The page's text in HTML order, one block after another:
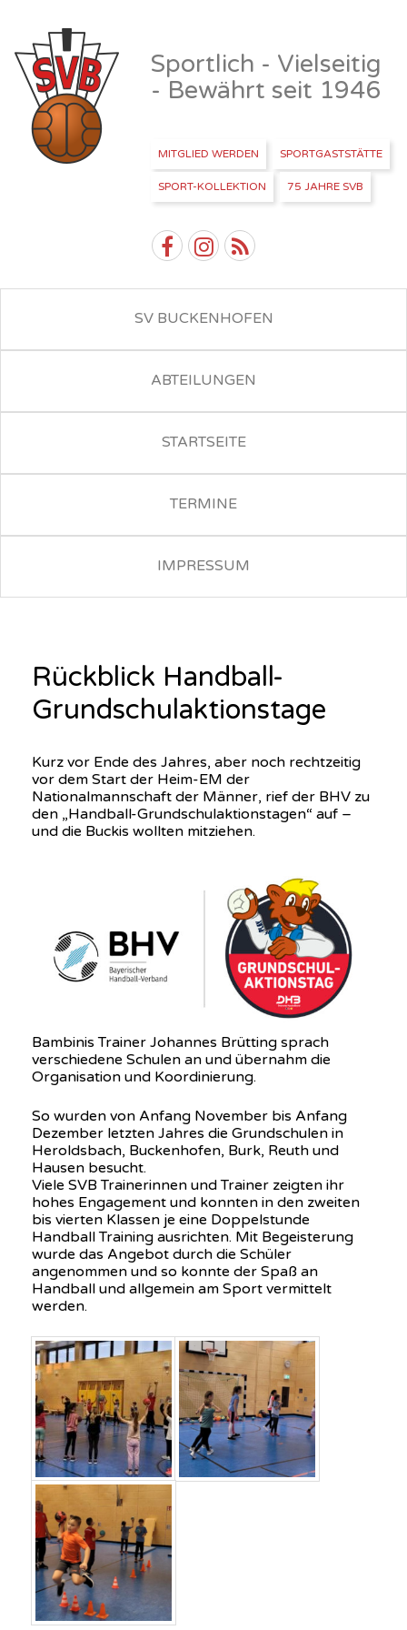
Sportlich - Vielseitig
- Bewährt seit 1946
MITGLIED WERDEN SPORTGASTSTÄTTE
SPORT-KOLLEKTION 75 JAHRE SVB
SV BUCKENHOFEN
ABTEILUNGEN
STARTSEITE
TERMINE
IMPRESSUM
Rückblick Handball-
Grundschulaktionstage
Kurz vor Ende des Jahres, aber noch rechtzeitig
vor dem Start der Heim-EM der
Nationalmannschaft der Männer, rief der BHV zu
den „Handball-Grundschulaktionstagen“ auf –
und die Buckis wollten mitziehen.
Bambinis Trainer Johannes Brütting sprach
verschiedene Schulen an und übernahm die
Organisation und Koordinierung.
So wurden von Anfang November bis Anfang
Dezember letzten Jahres die Grundschulen in
Heroldsbach, Buckenhofen, Burk, Reuth und
Hausen besucht.
Viele SVB Trainerinnen und Trainer zeigten ihr
hohes Engagement und konnten in den zweiten
bis vierten Klassen je eine Doppelstunde
Handball Training ausrichten. Mit Begeisterung
wurde das Angebot durch die Schüler
angenommen und so konnte der Spaß an
Handball und allgemein am Sport vermittelt
werden.